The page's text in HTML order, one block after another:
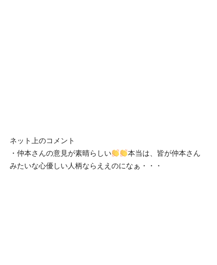
ネット上のコメント
・仲本さんの意見が素晴らしい
本当は、皆が仲本さん
みたいな心優しい人柄ならええのになぁ・・・